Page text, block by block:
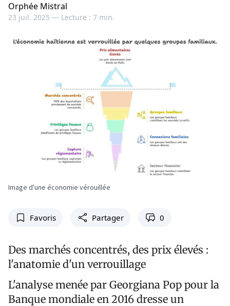
Orphée Mistral
23 juil. 2025 — Lecture : 7 min.
Image d'une économie vérouillée
Favoris Partager 0
Des marchés concentrés, des prix élevés :
l'anatomie d'un verrouillage
L'analyse menée par Georgiana Pop pour la
Banque mondiale en 2016 dresse un